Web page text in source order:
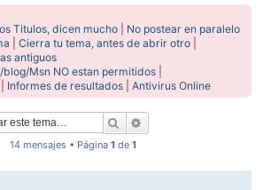
Titulos, dicen mucho
No postear en paralelo
|Cierra tu tema, antes de abrir otro
antiguos
Msn NO estan permitidos
Informes de resultados |Antivirus Online
Buscar
14 mensajes • Página 1 de 1